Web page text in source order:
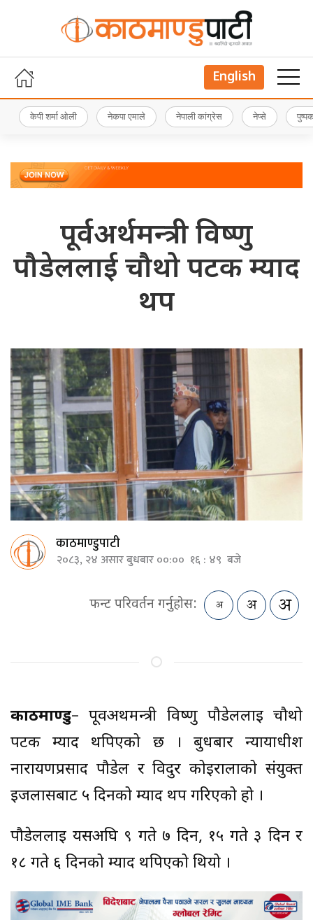
English
केपी शर्मा ओली नेकपा एमाले नेपाली कांग्रेस नेप्से
पूर्वअर्थमन्त्री विष्णु
पौडेललाई चौथो पटक म्याद
थप
काठमाण्डुपाटी
२०८३, २४ असार बुधबार ००:०० १६ : ४९ बजे
फन्ट परिवर्तन गर्नुहोस:
काठमाण्डु– पूर्वअर्थमन्त्री विष्णु पौडेललाई चौथो
पटक म्याद थपिएको छ । बुधबार न्यायाधीश
नारायणप्रसाद पौडेल र विदुर कोइरालाको संयुक्त
इजलासबाट ५ दिनको म्याद थप गरिएको हो ।
पौडेललाई यसअघि ९ गते ७ दिन, १५ गते ३ दिन र
१८ गते ६ दिनको म्याद थपिएको थियो ।